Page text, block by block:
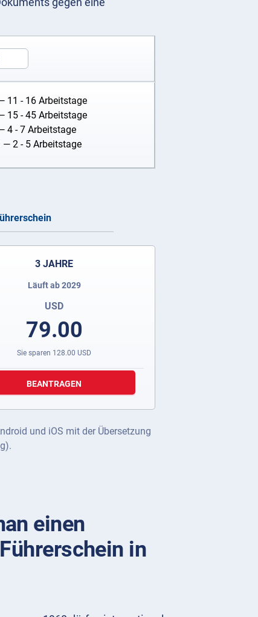
11 - 16 Arbeitstage
15 - 45 Arbeitstage
4 - 7 Arbeitstage
— 2 - 5 Arbeitstage
3 JAHRE
Läuft ab 2029
USD
79.00
Sie sparen 128.00 USD
BEANTRAGEN
und iOS mit der Übersetzung
einen
in